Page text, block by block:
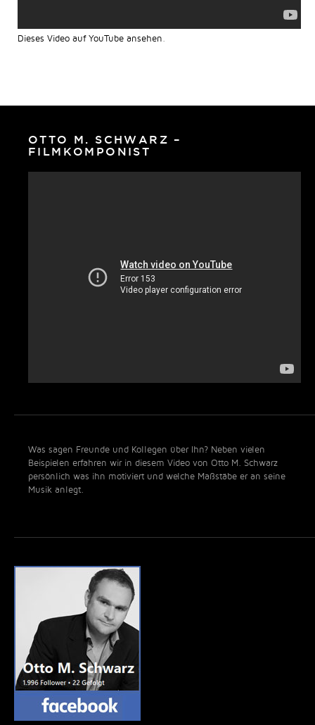
Dieses Video auf YouTube ansehen.
OTTO M. SCHWARZ –
FILMKOMPONIST
Was sagen Freunde und Kollegen über Ihn? Neben vielen
Beispielen erfahren wir in diesem Video von Otto M. Schwarz
persönlich was ihn motiviert und welche Maßstäbe er an seine
Musik anlegt.